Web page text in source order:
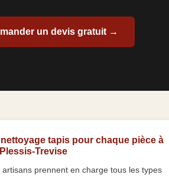
un devis gratuit →
tapis pour chaque pièce à
Trevise
artisans prennent en charge tous les types